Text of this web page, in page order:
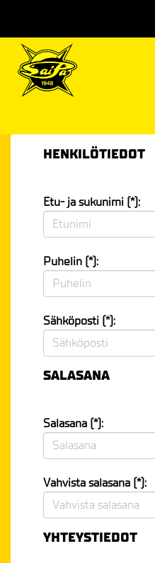
HENKILÖTIEDOT
Etu- ja sukunimi (*):
Puhelin (*):
Sähköposti (*):
SALASANA
Salasana (*):
Vahvista salasana (*):
YHTEYSTIEDOT